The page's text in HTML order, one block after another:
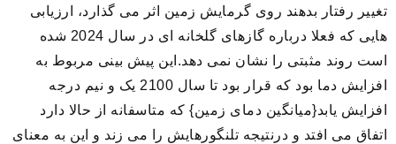
تغییر رفتار بدهند روی گرمایش زمین اثر می گذارد، ارزیابی
هایی که فعلا درباره گازهای گلخانه ای در سال 2024 شده
است روند مثبتی را نشان نمی دهد.این پیش بینی مربوط به
افزایش دما بود که قرار بود تا سال 2100 یک و نیم درجه
افزایش یابد{میانگین دمای زمین} که متاسفانه از حالا دارد
اتفاق می افتد و درنتیجه تلنگورهایش را می زند و این به معنای